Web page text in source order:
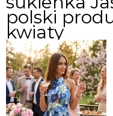
polski
kwiaty